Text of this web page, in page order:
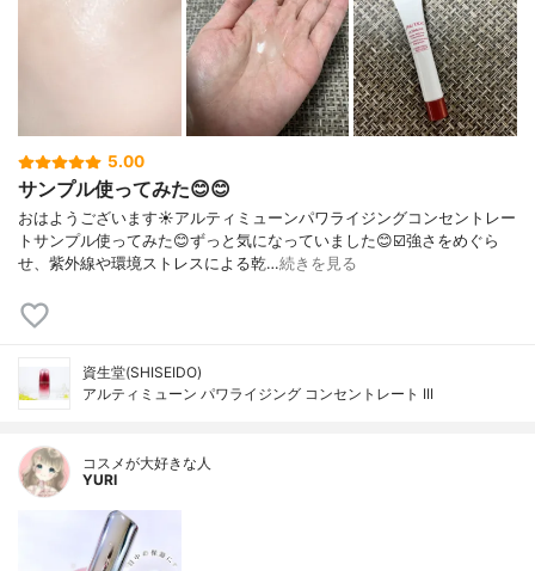
5.00
サンプル使ってみた😊😊
おはようございます☀アルティミューンパワライジングコンセントレー
トサンプル使ってみた😊ずっと気になっていました😊☑️強さをめぐら
せ、紫外線や環境ストレスによる乾…続きを見る
資生堂(SHISEIDO)
アルティミューン パワライジング コンセントレート III
コスメが大好きな人
YURI